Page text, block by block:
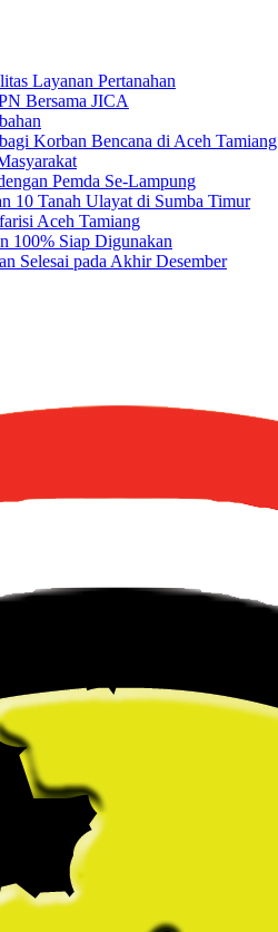
Layanan Pertanahan
Bersama JICA
Korban Bencana di Aceh Tamiang
Pemda Se-Lampung
10 Tanah Ulayat di Sumba Timur
Aceh Tamiang
100% Siap Digunakan
Selesai pada Akhir Desember